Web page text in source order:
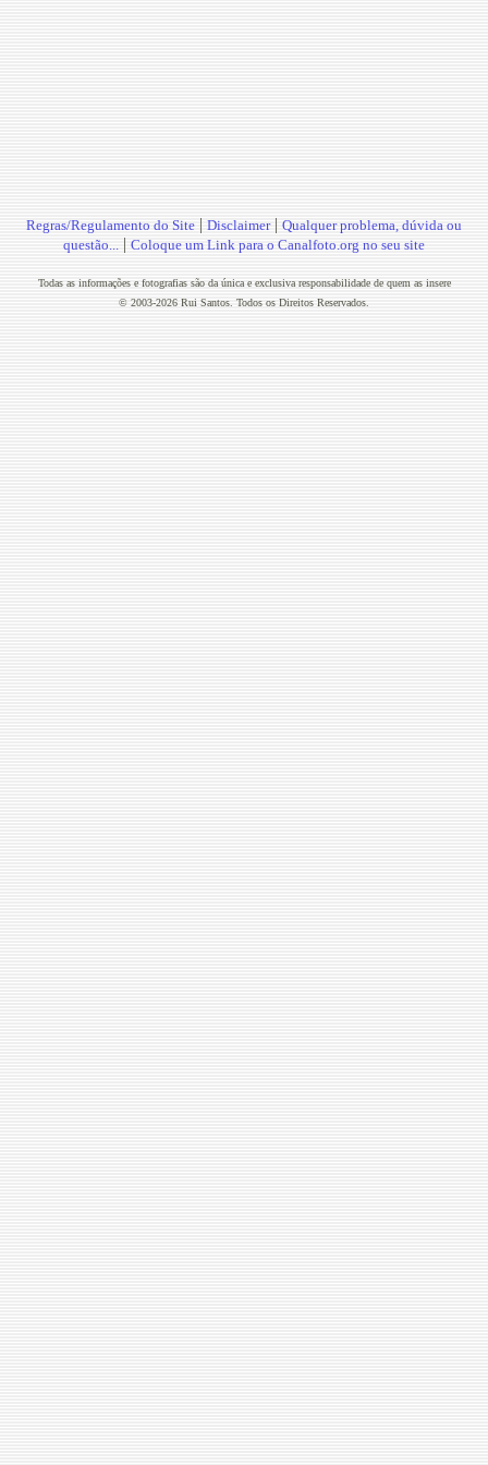
Regras/Regulamento do Site | Disclaimer| Qualquer problema, dúvida ou
questão... | Coloque um Link para o Canalfoto.org no seu site
Todas as informações e fotografias são da única e exclusiva responsabilidade de quem as insere
© 2003-2026 Rui Santos. Todos os Direitos Reservados.